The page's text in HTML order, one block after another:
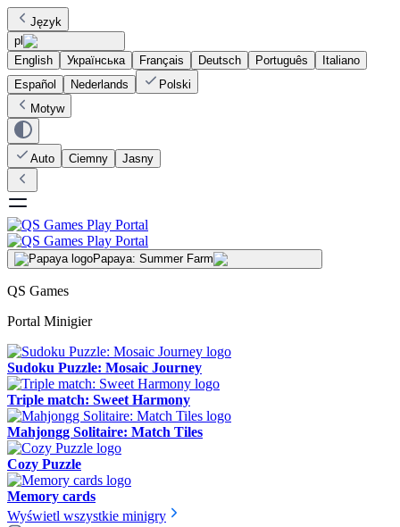
Język
pl
English
Українська Français Deutsch Português
Italiano
Español
Nederlands
Polski
Motyw
Auto Ciemny Jasny
Papaya: Summer Farm
QS Games
Portal Minigier
Sudoku Puzzle: Mosaic Journey
Triple match: Sweet Harmony
Mahjongg Solitaire: Match Tiles
Cozy Puzzle
Memory cards
Wyświetl wszystkie minigry